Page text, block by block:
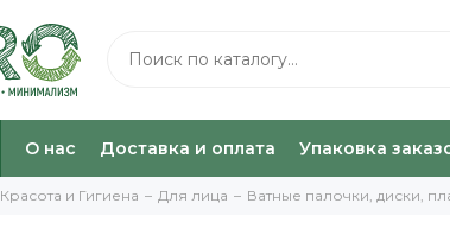
О нас Доставка и оплата Упаковка
Красота и Гигиена Для лица Ватные палочки, диски,